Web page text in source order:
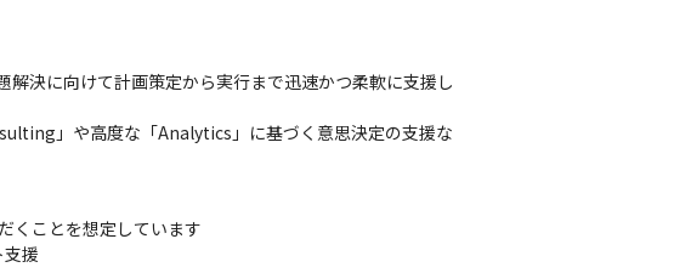
決に向けて計画策定から実行まで迅速かつ柔軟に支援し
」や高度な「Analytics」に基づく意思決定の支援な
くことを想定しています
援